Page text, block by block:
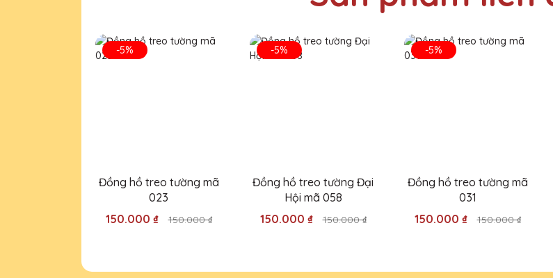
27/11/2025
Cúp pha lê của Quà Tặng Pha Lê QTG thực sự rất đáng tiền. Chất lượng và mẫu
27/11/2025
-5%
Đồng hồ treo tường mã
023
150.000 ₫
150.000 ₫
-5%
Đồng hồ treo tường Đại
Hội mã 058
150.000 ₫
150.000 ₫
-5%
Đồng hồ treo tường mã
031
150.000 ₫
150.000 ₫